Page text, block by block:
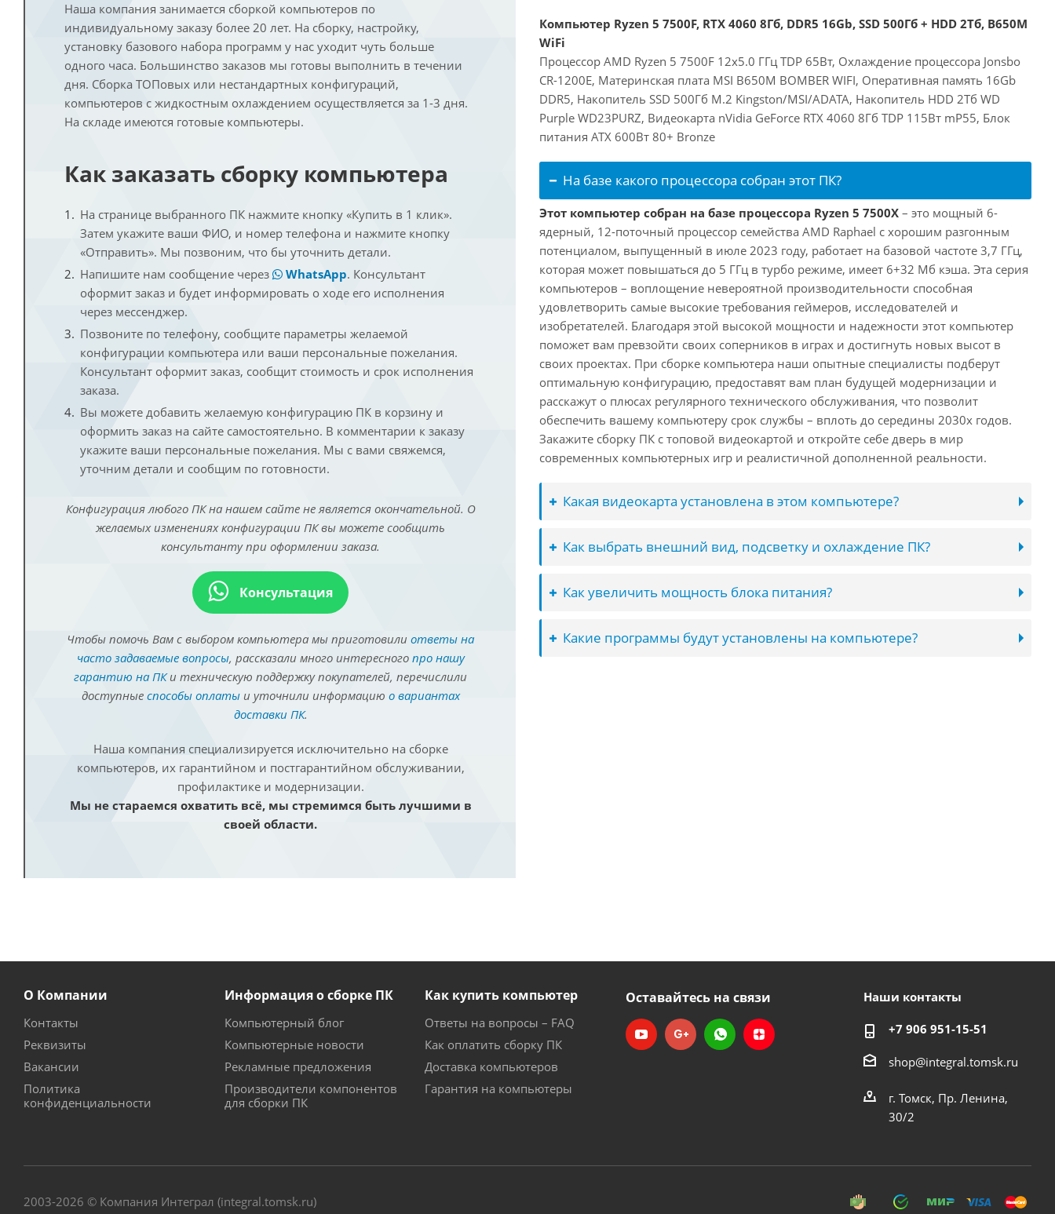
Наша компания занимается сборкой компьютеров по
индивидуальному заказу более 20 лет. На сборку, настройку,
установку базового набора программ у нас уходит чуть больше
одного часа. Большинство заказов мы готовы выполнить в течении
дня. Сборка ТОПовых или нестандартных конфигураций,
компьютеров с жидкостным охлаждением осуществляется за 1-3 дня.
На складе имеются готовые компьютеры.
Как заказать сборку компьютера
На странице выбранного ПК нажмите кнопку «Купить в 1 клик».
Затем укажите ваши ФИО, и номер телефона и нажмите кнопку
«Отправить». Мы позвоним, что бы уточнить детали.
Напишите нам сообщение через
WhatsApp. Консультант
оформит заказ и будет информировать о ходе его исполнения
через мессенджер.
Позвоните по телефону, сообщите параметры желаемой
конфигурации компьютера или ваши персональные пожелания.
Консультант оформит заказ, сообщит стоимость и срок исполнения
заказа.
Вы можете добавить желаемую конфигурацию ПК в корзину и
оформить заказ на сайте самостоятельно. В комментарии к заказу
укажите ваши персональные пожелания. Мы с вами свяжемся,
уточним детали и сообщим по готовности.
Конфигурация любого ПК на нашем сайте не является окончательной. О
желаемых изменениях конфигурации ПК вы можете сообщить
консультанту при оформлении заказа.
Консультация
Чтобы помочь Вам с выбором компьютера мы приготовили ответы на
часто задаваемые вопросы, рассказали много интересного про нашу
гарантию на ПКи техническую поддержку покупателей, перечислили
доступные способы оплатыи уточнили информацию о вариантах
доставки ПК.
Наша компания специализируется исключительно на сборке
компьютеров, их гарантийном и постгарантийном обслуживании,
профилактике и модернизации.
Мы не стараемся охватить всё, мы стремимся быть лучшими в
своей области.
Компьютер Ryzen 5 7500F, RTX 4060 8Гб, DDR5 16Gb, SSD 500Гб + HDD 2Тб, B650M
WiFi
Процессор AMD Ryzen 5 7500F 12x5.0 ГГц TDP 65Вт, Охлаждение процессора Jonsbo
CR-1200E, Материнская плата MSI B650M BOMBER WIFI, Оперативная память 16Gb
DDR5, Накопитель SSD 500Гб M.2 Kingston/MSI/ADATA, Накопитель HDD 2Тб WD
Purple WD23PURZ, Видеокарта nVidia GeForce RTX 4060 8Гб TDP 115Вт mP55, Блок
питания ATX 600Вт 80+ Bronze
На базе какого процессора собран этот ПК?
Этот компьютер собран на базе процессора Ryzen 5 7500X – это мощный 6-
ядерный, 12-поточный процессор семейства AMD Raphael с хорошим разгонным
потенциалом, выпущенный в июле 2023 году, работает на базовой частоте 3,7 ГГц,
которая может повышаться до 5 ГГц в турбо режиме, имеет 6+32 Мб кэша. Эта серия
компьютеров – воплощение невероятной производительности способная
удовлетворить самые высокие требования геймеров, исследователей и
изобретателей. Благодаря этой высокой мощности и надежности этот компьютер
поможет вам превзойти своих соперников в играх и достигнуть новых высот в
своих проектах. При сборке компьютера наши опытные специалисты подберут
оптимальную конфигурацию, предоставят вам план будущей модернизации и
расскажут о плюсах регулярного технического обслуживания, что позволит
обеспечить вашему компьютеру срок службы – вплоть до середины 2030х годов.
Закажите сборку ПК с топовой видеокартой и откройте себе дверь в мир
современных компьютерных игр и реалистичной дополненной реальности.
Какая видеокарта установлена в этом компьютере?
Как выбрать внешний вид, подсветку и охлаждение ПК?
Как увеличить мощность блока питания?
Какие программы будут установлены на компьютере?
О Компании
Контакты
Реквизиты
Вакансии
Политика
конфиденциальности
Информация о сборке ПК
Компьютерный блог
Компьютерные новости
Рекламные предложения
Производители компонентов
для сборки ПК
Как купить компьютер
Ответы на вопросы – FAQ
Как оплатить сборку ПК
Доставка компьютеров
Гарантия на компьютеры
Оставайтесь на связи Наши контакты
+7 906 951-15-51
shop@integral.tomsk.ru
г. Томск, Пр. Ленина,
30/2
2003-2026 © Компания Интеграл (integral.tomsk.ru)